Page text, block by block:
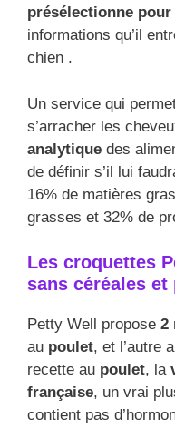
présélectionne
informations qu’il
chien .
Un service qui
s’arracher les
analytique des
de définir s’il lui
16% de matières
grasses et 32% de
Les croquettes
sans céréales
Petty Well propose 2
au poulet, et l’autre
recette au poulet, la
française, un vrai
contient pas